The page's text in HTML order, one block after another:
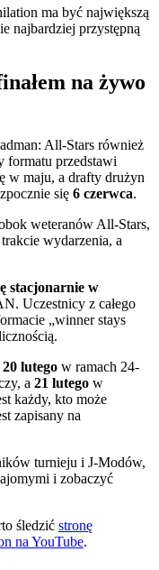
ma być największą
najbardziej przystępną
na żywo
All-Stars również
formatu przedstawi
w maju, a drafty drużyn
się 6 czerwca.
weteranów All-Stars,
wydarzenia, a
stacjonarnie w
Uczestnicy z całego
„winner stays
20 lutego w ramach 24-
a 21 lutego w
każdy, kto może
zapisany na
turnieju i J-Modów,
i zobaczyć
śledzić stronę
na YouTube.